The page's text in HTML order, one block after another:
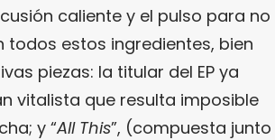
caliente y el pulso para no
estos ingredientes, bien
piezas: la titular del EP ya
vitalista que resulta imposible
y “All This”, (compuesta junto